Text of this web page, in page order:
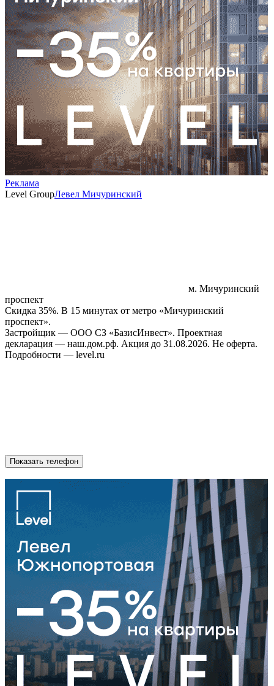
Реклама
Level GroupЛевел Мичуринский
м. Мичуринский
проспект
Скидка 35%. В 15 минутах от метро «Мичуринский
проспект».
Застройщик — ООО СЗ «БазисИнвест». Проектная
декларация — наш.дом.рф. Акция до 31.08.2026. Не оферта.
Подробности — level.ru
Показать телефон